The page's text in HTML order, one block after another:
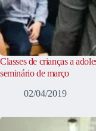
Classes de crianças a
seminário de março
02/04/2019